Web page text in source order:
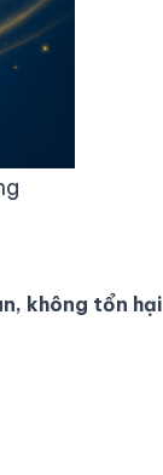
không tổn hại